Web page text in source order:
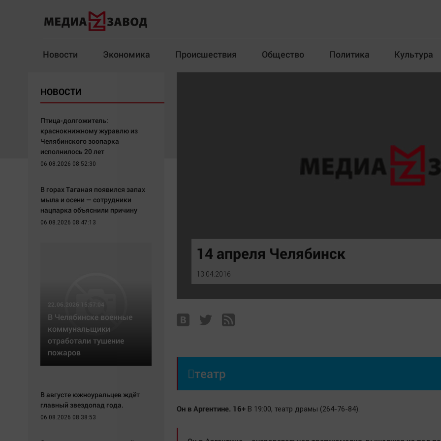
Новости Экономика Происшествия Общество Политика Культура
Здоровье
Архив
Общество
Политика
Экономика
Технологии
Отраслевые темы
Медиаграмотность
Челябинск космический
Другие рубрики
English version
Online-консультация
Вкусное
ЖКХ
Интервью
14 апреля Челябинск
13.04.2016
театр
Он в Аргентине. 16+В 19:00, театр драмы (264-76-84).
НОВОСТИ
Птица-долгожитель:
краснокнижному журавлю из
Челябинского зоопарка
исполнилось 20 лет
06.08.2026 08:52:30
В горах Таганая появился запах
мыла и осени — сотрудники
нацпарка объяснили причину
06.08.2026 08:47:13
22.06.2026 15:57:04
В Челябинске военные
коммунальщики
отработали тушение
пожаров
В августе южноуральцев ждёт
главный звездопад года.
06.08.2026 08:38:53